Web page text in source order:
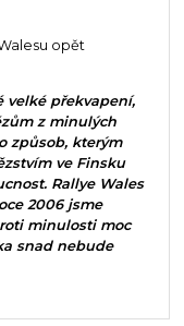
opět
velké překvapení,
z minulých
způsob, kterým
ve Finsku
Rallye Wales
2006 jsme
minulosti moc
snad nebude